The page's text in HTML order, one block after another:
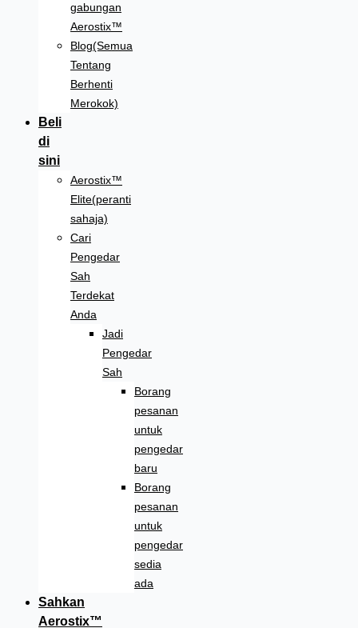
gabungan
Aerostix™
Blog(Semua
Tentang
Berhenti
Merokok)
Beli
di
sini
Aerostix™
Elite(peranti
sahaja)
Cari
Pengedar
Sah
Terdekat
Anda
Jadi
Pengedar
Sah
Borang
pesanan
untuk
pengedar
baru
Borang
pesanan
untuk
pengedar
sedia
ada
Sahkan
Aerostix™